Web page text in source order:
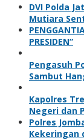
DVI Polda
Mutiara
PRESIDEN”
Pengasuh
Sambut
Kapolres
Negeri dan
Polres
Kekeringan